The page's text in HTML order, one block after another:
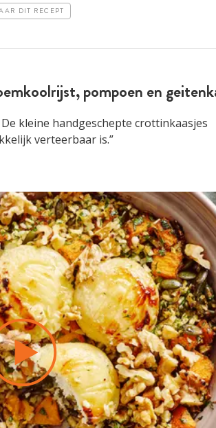
DIT RECEPT
pompoen en
kleine handgeschepte crottinkaasjes
verteerbaar is.”